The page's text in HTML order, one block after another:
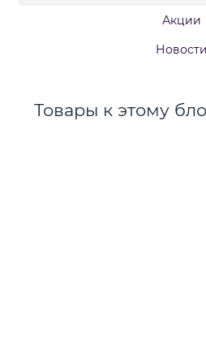
Акции
Новости
Товары к этому